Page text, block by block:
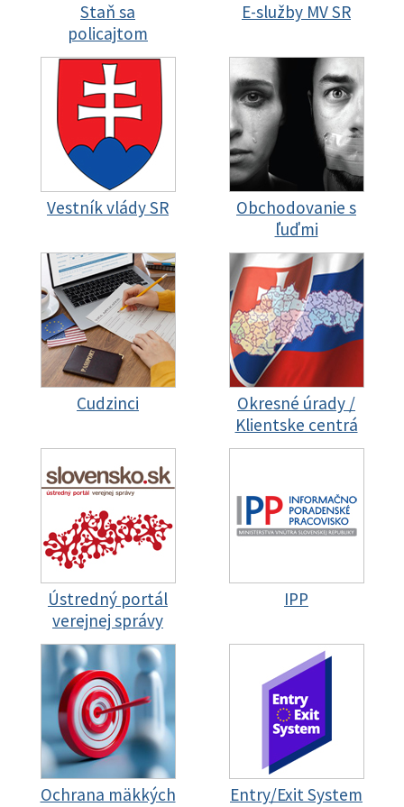
Staň sa
policajtom
E-služby MV SR
Vestník vlády SR
Obchodovanie s
ľuďmi
Cudzinci
Okresné úrady /
Klientske centrá
Ústredný portál
verejnej správy
IPP
Ochrana mäkkých
Entry/Exit System